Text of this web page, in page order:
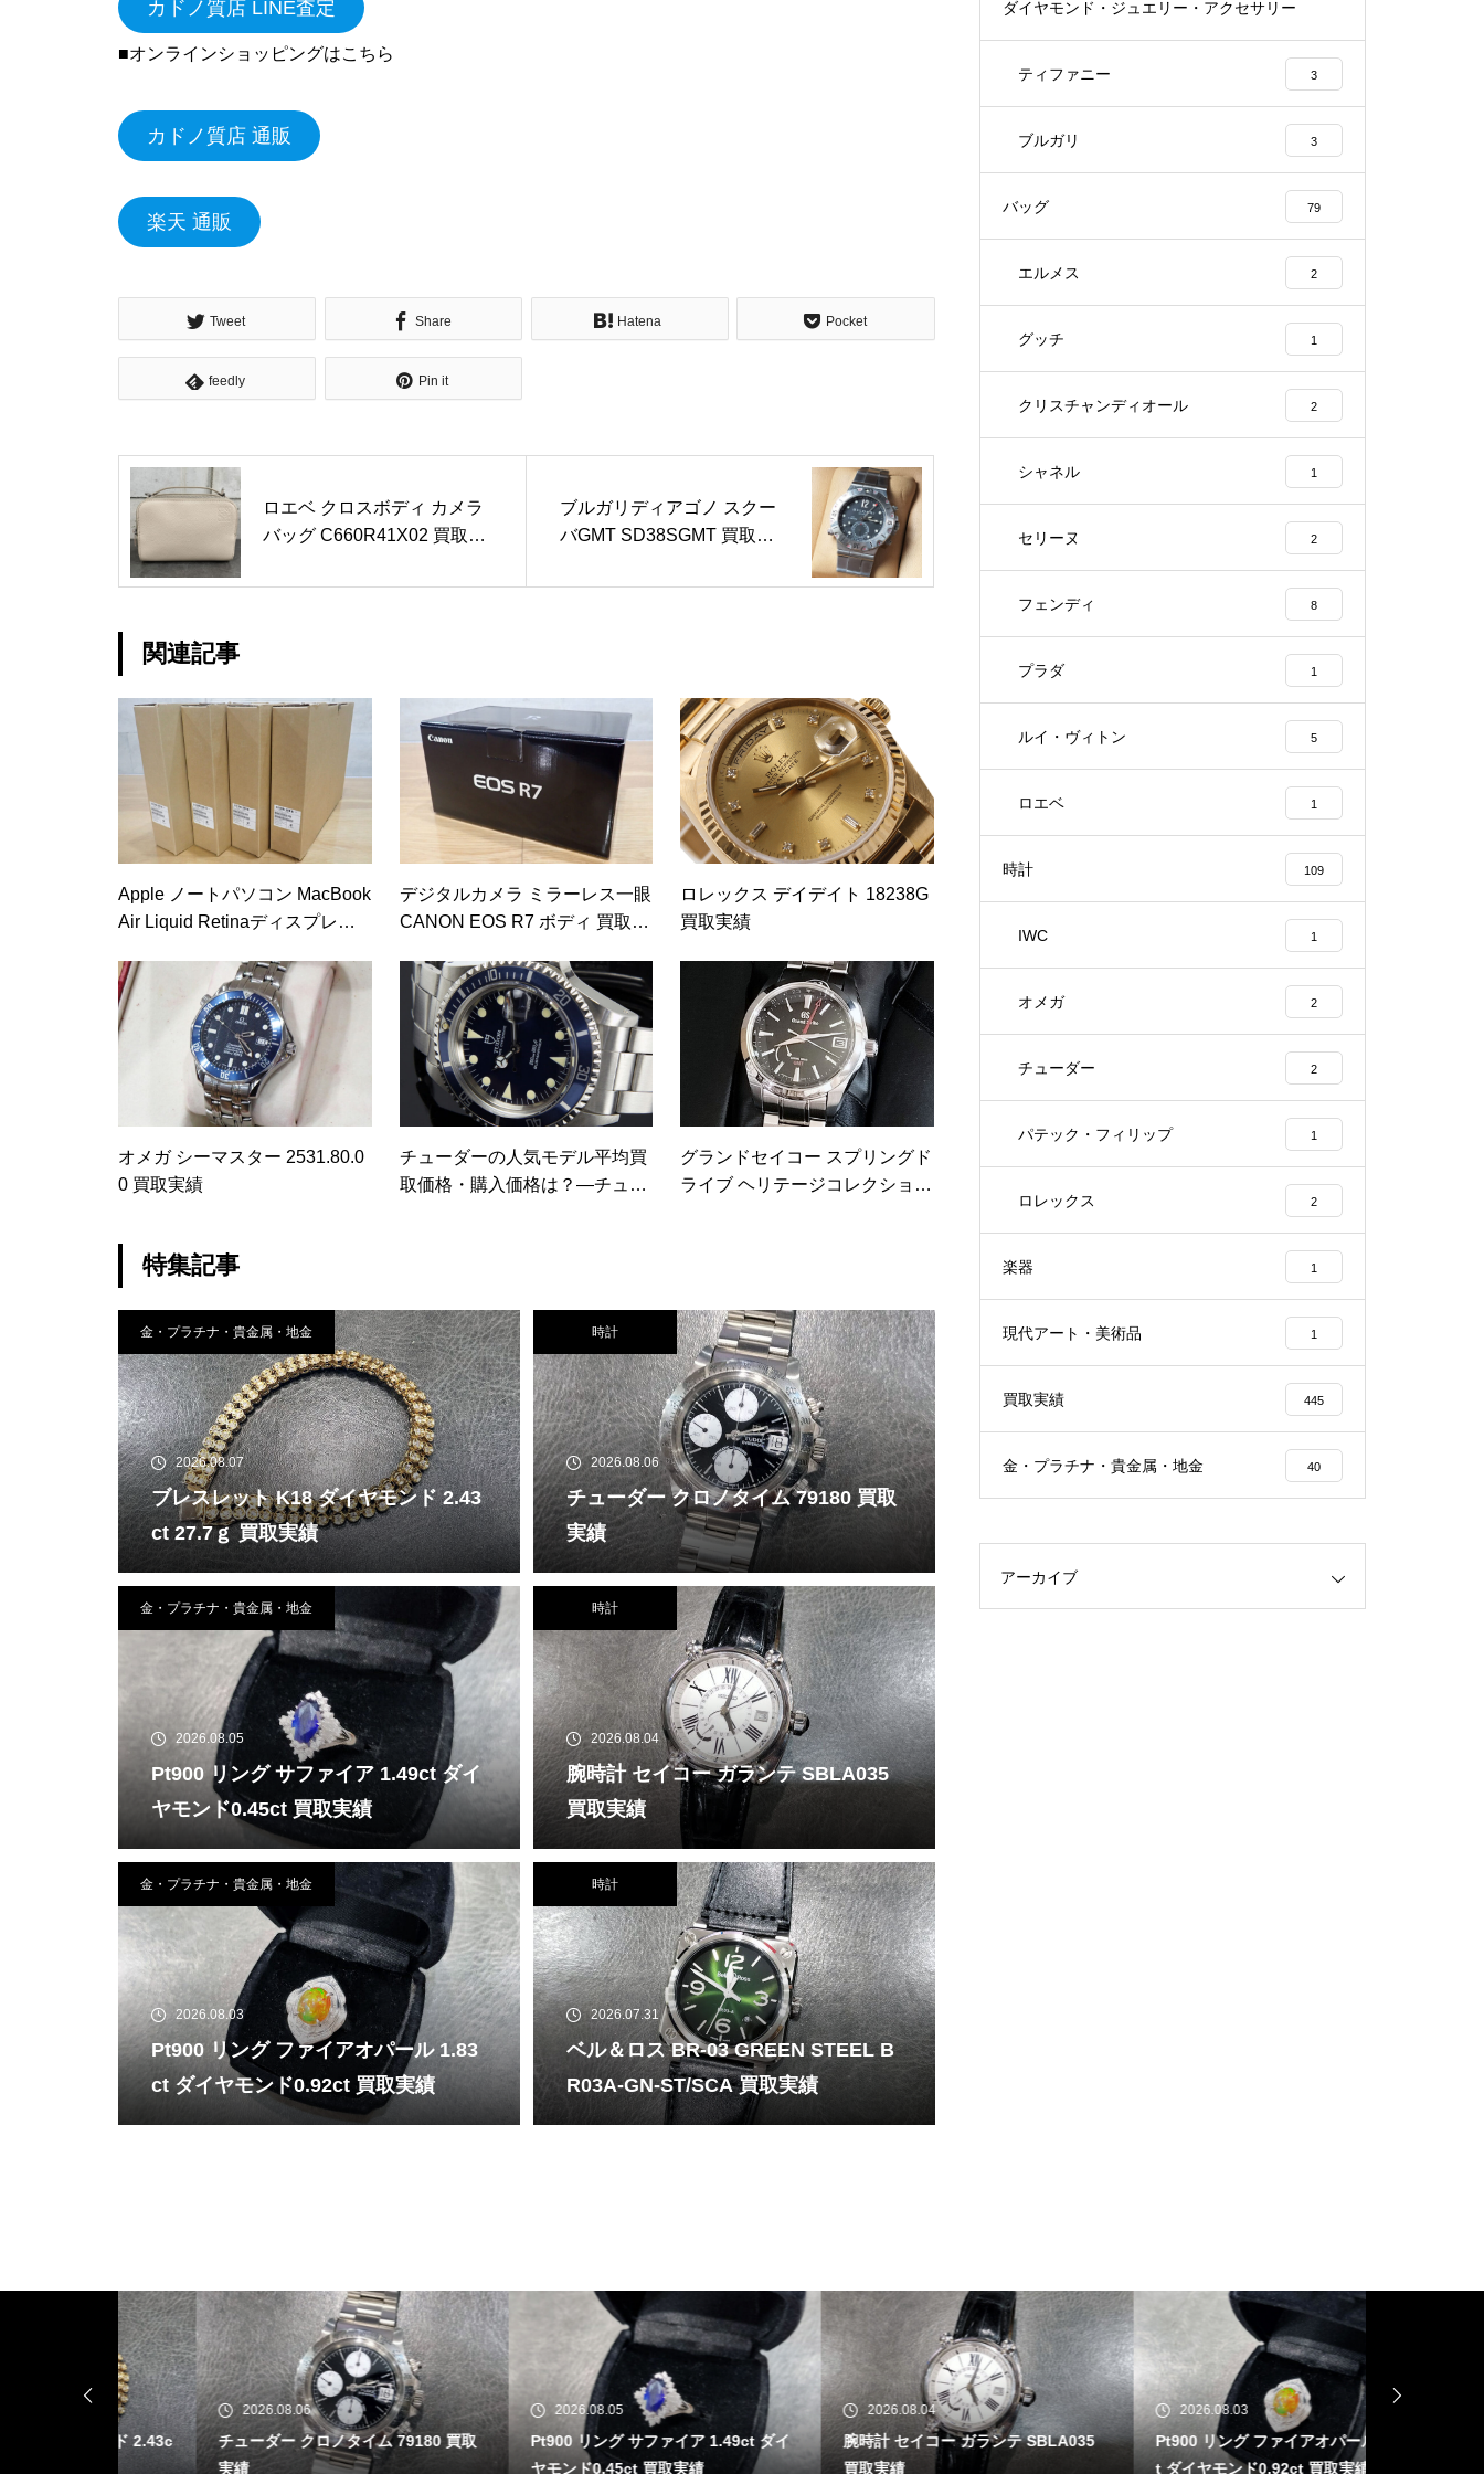
カドノ質店 LINE査定
■オンラインショッピングはこちら
カドノ質店 通販
楽天 通販
Tweet Share Hatena Pocket
feedly Pin it
ロエベ クロスボディ カメラ
バッグ C660R41X02 買取実
ブルガリディアゴノ スクー
バGMT SD38SGMT 買取実
関連記事
Apple ノートパソコン MacBook
Air Liquid Retinaディスプレイ 1
買取実績 ￥\692,000-
デジタルカメラ ミラーレス一眼
CANON EOS R7 ボディ 買取実
ロレックス デイデイト 18238G
買取実績
オメガ シーマスター 2531.80.0
0 買取実績
チューダーの人気モデル平均買
取価格・購入価格は？―チュー
グランドセイコー スプリングド
ライブ ヘリテージコレクション
特集記事
金・プラチナ・貴金属・地金
2026.08.07
ブレスレット K18 ダイヤモンド 2.43
ct 27.7ｇ 買取実績
時計
2026.08.06
チューダー クロノタイム 79180 買取
実績
金・プラチナ・貴金属・地金
2026.08.05
Pt900 リング サファイア 1.49ct ダイ
ヤモンド0.45ct 買取実績
時計
2026.08.04
腕時計 セイコー ガランテ SBLA035
買取実績
金・プラチナ・貴金属・地金
2026.08.03
Pt900 リング ファイアオパール 1.83
ct ダイヤモンド0.92ct 買取実績
時計
2026.07.31
ベル＆ロス BR-03 GREEN STEEL B
R03A-GN-ST/SCA 買取実績
ダイヤモンド・ジュエリー・アクセサリー
ティファニー 3
ブルガリ 3
バッグ 79
エルメス 2
グッチ 1
クリスチャンディオール 2
シャネル 1
セリーヌ 2
フェンディ 8
プラダ 1
ルイ・ヴィトン 5
ロエベ 1
時計 109
IWC 1
オメガ 2
チューダー 2
パテック・フィリップ 1
ロレックス 2
楽器 1
現代アート・美術品 1
買取実績 445
金・プラチナ・貴金属・地金 40
アーカイブ
2026.08.06
チューダー クロノタイム 79180 買取
2026.08.05
Pt900 リング サファイア 1.49ct ダイ
ヤモンド0.45ct 買取実績
2026.08.04
腕時計 セイコー ガランテ SBLA035
買取実績
2026.08.03
Pt900 リング ファイアオパール 1.83c
t ダイヤモンド0.92ct 買取実績